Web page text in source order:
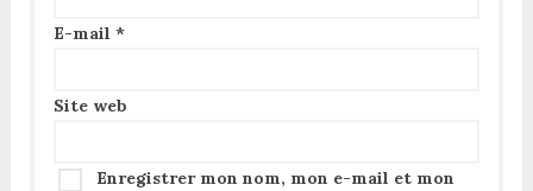
E-mail *
Site web
Enregistrer mon nom, mon e-mail et mon